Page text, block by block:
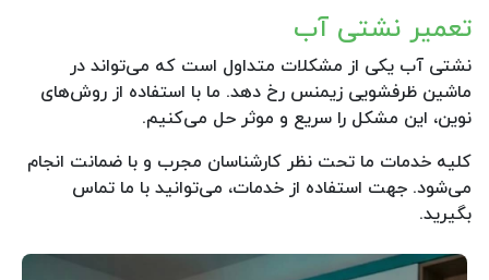
تعمیر نشتی آب
نشتی آب یکی از مشکلات متداول است که می‌تواند در
ماشین ظرفشویی زیمنس رخ دهد. ما با استفاده از روش‌های
نوین، این مشکل را سریع و موثر حل می‌کنیم.
کلیه خدمات ما تحت نظر کارشناسان مجرب و با ضمانت انجام
می‌شود. جهت استفاده از خدمات، می‌توانید با ما تماس
بگیرید.